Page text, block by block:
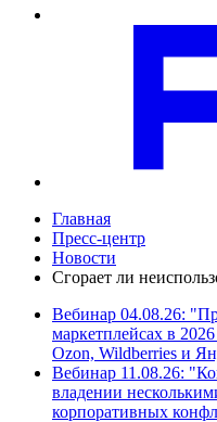
Главная
Пресс-центр
Новости
Сгорает ли
Вебинар 04.08.26:
маркетплейсах в
Ozon, Wildberries и
Вебинар 11.08.26:
владении
корпоративных